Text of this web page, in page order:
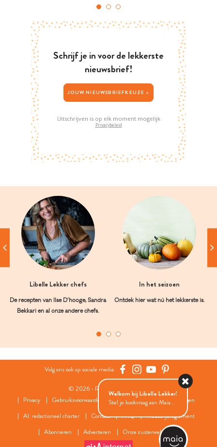
Schrijf je in voor de lekkerste
nieuwsbrief!
JOUW NIEUWSBRIEFKEUZE >
Uitschrijven is op elk moment mogelijk
Privacybeleid
Libelle Lekker chefs
De recepten van Ilse D’hooge, Sandra
Bekkari en al onze andere chefs.
In het seizoen
Ontdek hier wat nú het lekkerste is.
Volg ons ook op sociale media:
© 2026 - Roularta Media Group
Privacy
Gebruiksvoorwaarden Cookies
Cookies instellingen
AI: redactioneel charter
Contact FAQ
Wedstrijdreglement
Abonneren
Adverteren Onze zusterwebsites
Welkom bij Libelle Lekker!
Stel je kookvraag aan Maia...